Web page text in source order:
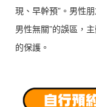
現、早幹預”。男性
男性無關”的誤區，
的保護。